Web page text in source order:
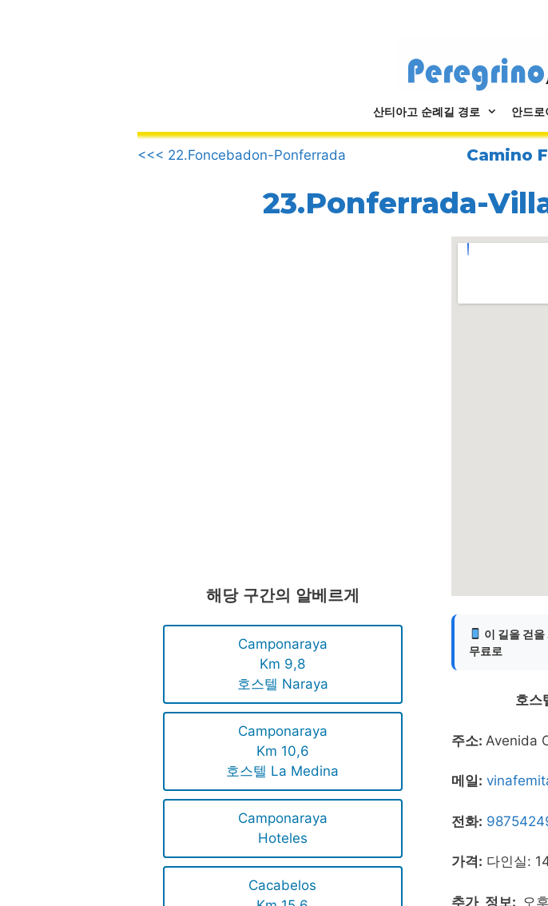
산티아고 순례길 경로 안드
.
<<< 22.Foncebadon-Ponferrada
Camino
23.Ponferrada-
해당 구간의 알베르게
Camponaraya
Km 9,8
호스텔 Naraya
Camponaraya
Km 10,6
호스텔 La Medina
Camponaraya
Hoteles
Cacabelos
이 길을 걷
무료로
호스
주소: Avenida
메일:
전화:
가격: 다인실:
추가 정보: 오